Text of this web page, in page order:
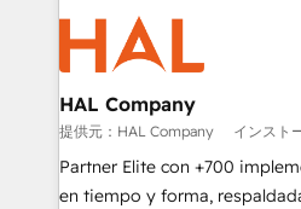
& marketing automation, and
extensive experience
and manufacturers since
empowering our clients and
autonomy. Get to grips with
guided implementation and
the CRM platform into your
HAL Company
提供元：HAL Company インスト
Partner Elite con +700
en tiempo y forma,